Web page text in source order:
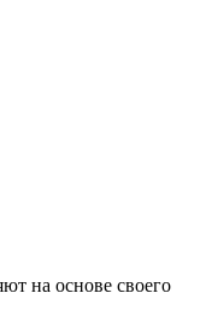
на основе своего